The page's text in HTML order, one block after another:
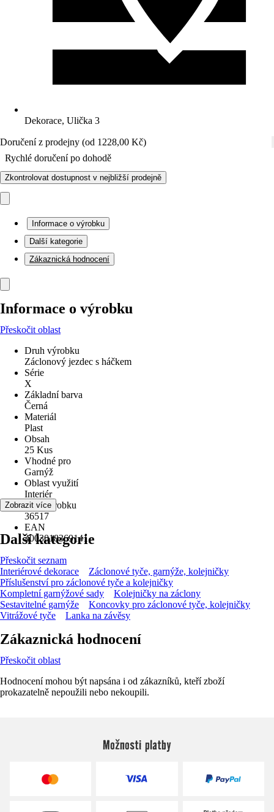
Dekorace, Ulička 3
Doručení z prodejny (od 1228,00 Kč)
Rychlé doručení po dohodě
Zkontrolovat dostupnost v nejbližší prodejně
Informace o výrobku
Další kategorie
Zákaznická hodnocení
Informace o výrobku
Přeskočit oblast
Druh výrobku
Záclonový jezdec s háčkem
Série
X
Základní barva
Černá
Materiál
Plast
Obsah
25 Kus
Vhodné pro
Garnýž
Oblast využití
Interiér
Kód výrobku
36517
EAN
4003018369141
Zobrazit více
Další kategorie
Přeskočit seznam
Interiérové dekorace
Záclonové tyče, garnýže, kolejničky
Příslušenství pro záclonové tyče a kolejničky
Kompletní garnýžové sady
Kolejničky na záclony
Sestavitelné garnýže
Koncovky pro záclonové tyče, kolejničky
Vitrážové tyče
Lanka na závěsy
Zákaznická hodnocení
Přeskočit oblast
Hodnocení mohou být napsána i od zákazníků, kteří zboží
prokazatelně nepoužili nebo nekoupili.
Možnosti platby